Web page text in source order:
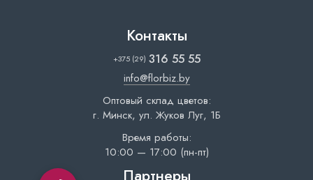
Контакты
+375 (29) 316 55 55
info@florbiz.by
Оптовый склад цветов:
г. Минск, ул. Жуков Луг, 1Б
Время работы:
10:00 — 17:00 (пн-пт)
Партнеры